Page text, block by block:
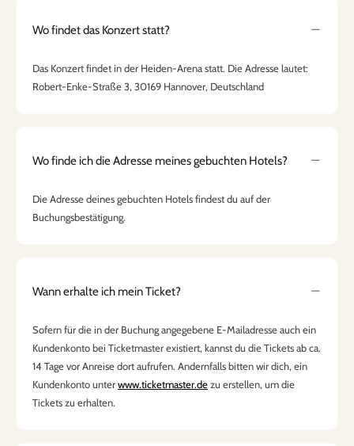
Wo findet das Konzert statt?
Das Konzert findet in der Heiden-Arena statt. Die Adresse lautet:
Robert-Enke-Straße 3, 30169 Hannover, Deutschland
Wo finde ich die Adresse meines gebuchten Hotels?
Die Adresse deines gebuchten Hotels findest du auf der
Buchungsbestätigung.
Wann erhalte ich mein Ticket?
Sofern für die in der Buchung angegebene E-Mailadresse auch ein
Kundenkonto bei Ticketmaster existiert, kannst du die Tickets ab ca.
14 Tage vor Anreise dort aufrufen. Andernfalls bitten wir dich, ein
Kundenkonto unterwww.ticketmaster.dezu erstellen, um die
Tickets zu erhalten.